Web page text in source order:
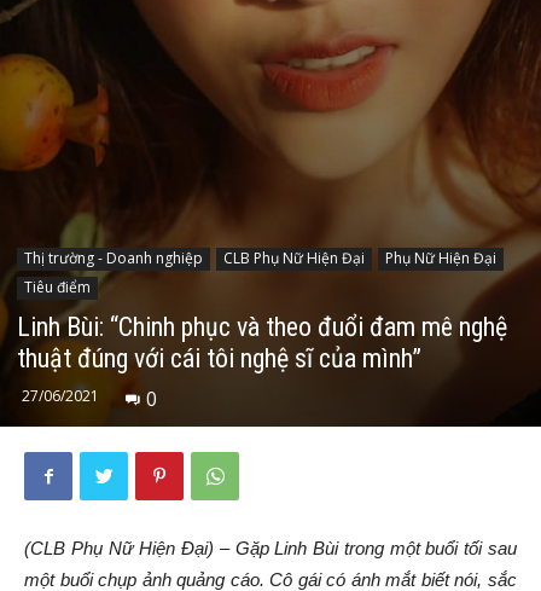
Thị trường - Doanh nghiệp CLB Phụ Nữ Hiện Đại
Phụ Nữ Hiện Đại
Tiêu điểm
Linh Bùi: “Chinh phục và theo đuổi đam mê nghệ
thuật đúng với cái tôi nghệ sĩ của mình”
27/06/2021 0
(CLB Phụ Nữ Hiện Đại) – Gặp Linh Bùi trong một buổi tối sau
một buổi chụp ảnh quảng cáo. Cô gái có ánh mắt biết nói, sắc